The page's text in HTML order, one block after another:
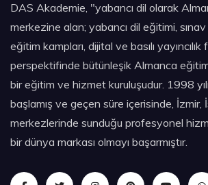
DAS Akademie, "yabancı dil olarak
merkezine alan; yabancı dil eğitimi,
eğitim kampları, dijital ve basılı
perspektifinde bütünleşik Almanca
bir eğitim ve hizmet kuruluşudur. 1998
başlamış ve geçen süre içerisinde, İzmir,
merkezlerinde sunduğu profesyonel
bir dünya markası olmayı başarmıştır.